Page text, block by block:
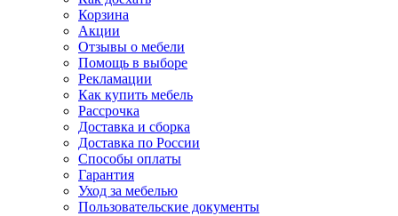
Корзина
Акции
Отзывы о мебели
Помощь в выборе
Рекламации
Как купить мебель
Рассрочка
Доставка и сборка
Доставка по России
Способы оплаты
Гарантия
Уход за мебелью
Пользовательские документы